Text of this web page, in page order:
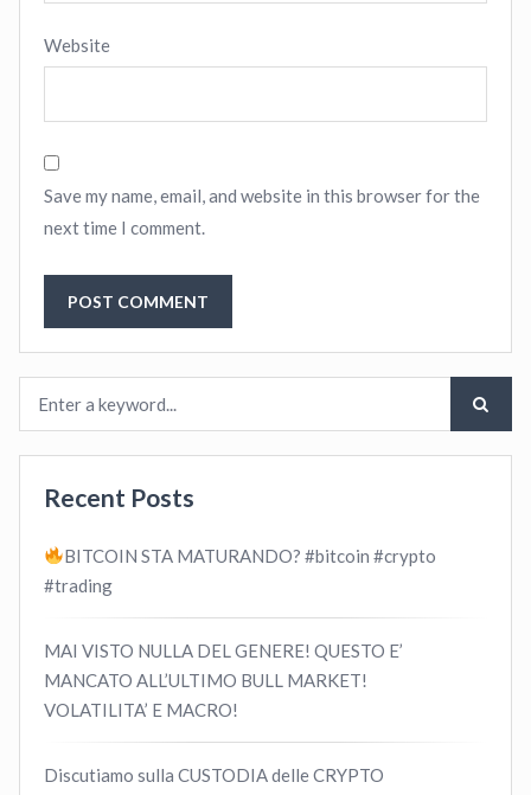
Website
Save my name, email, and website in this browser for the
next time I comment.
Recent Posts
BITCOIN STA MATURANDO? #bitcoin #crypto
#trading
MAI VISTO NULLA DEL GENERE! QUESTO E’
MANCATO ALL’ULTIMO BULL MARKET!
VOLATILITA’ E MACRO!
Discutiamo sulla CUSTODIA delle CRYPTO